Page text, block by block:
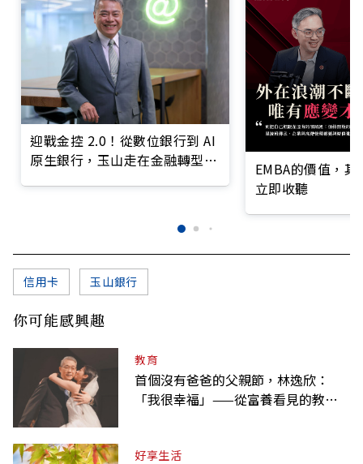
迎戰金控 2.0！從數位銀行到 AI
原生銀行，玉山走在金融轉型最
EMBA的價值，
立即收聽
信用卡 玉山銀行
你可能感興趣
教育
首個沒有爸爸的父親節，林逸欣：
「我很幸福」——從富養看見的教養
好享生活